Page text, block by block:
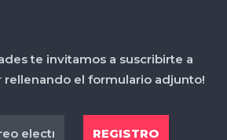
te invitamos a suscribirte a
rellenando el formulario adjunto!